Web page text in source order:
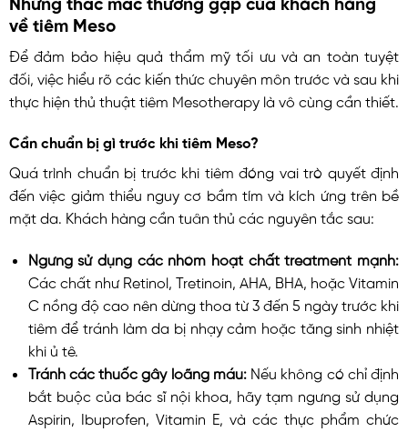
về tiêm Meso
Để đảm bảo hiệu quả thẩm mỹ tối ưu và an toàn tuyệt
đối, việc hiểu rõ các kiến thức chuyên môn trước và sau khi
thực hiện thủ thuật tiêm Mesotherapy là vô cùng cần thiết.
Cần chuẩn bị gì trước khi tiêm Meso?
Quá trình chuẩn bị trước khi tiêm đóng vai trò quyết định
đến việc giảm thiểu nguy cơ bầm tím và kích ứng trên bề
mặt da. Khách hàng cần tuân thủ các nguyên tắc sau:
Ngưng sử dụng các nhóm hoạt chất treatment mạnh:
Các chất như Retinol, Tretinoin, AHA, BHA, hoặc Vitamin
C nồng độ cao nên dừng thoa từ 3 đến 5 ngày trước khi
tiêm để tránh làm da bị nhạy cảm hoặc tăng sinh nhiệt
khi ủ tê.
Tránh các thuốc gây loãng máu:Nếu không có chỉ định
bắt buộc của bác sĩ nội khoa, hãy tạm ngưng sử dụng
Aspirin, Ibuprofen, Vitamin E, và các thực phẩm chức